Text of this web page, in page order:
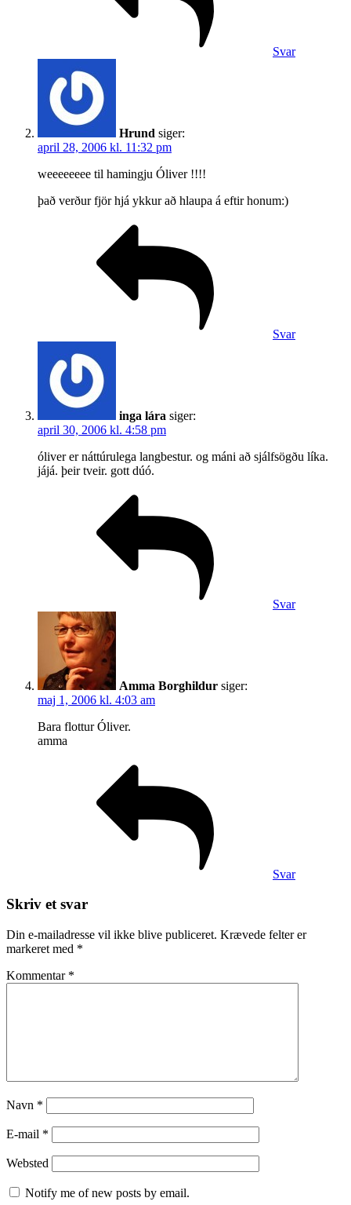
Svar
Hrund siger:
april 28, 2006 kl. 11:32 pm
weeeeeeee til hamingju Óliver !!!!
það verður fjör hjá ykkur að hlaupa á eftir honum:)
Svar
inga lára siger:
april 30, 2006 kl. 4:58 pm
óliver er náttúrulega langbestur. og máni að sjálfsögðu líka.
jájá. þeir tveir. gott dúó.
Svar
Amma Borghildur siger:
maj 1, 2006 kl. 4:03 am
Bara flottur Óliver.
amma
Svar
Skriv et svar
Din e-mailadresse vil ikke blive publiceret. Krævede felter er
markeret med *
Kommentar *
Navn *
E-mail *
Websted
Notify me of new posts by email.